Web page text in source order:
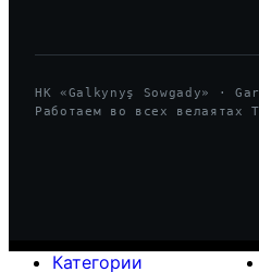
HK «Galkynyş Sowgady» ·
Работаем во всех велаятах
Категории